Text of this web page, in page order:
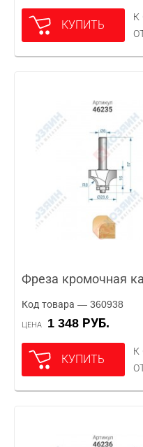
КУПИТЬ
К
Фреза кромочная
Код товара — 360938
ЦЕНА 1 348 РУБ.
КУПИТЬ
К